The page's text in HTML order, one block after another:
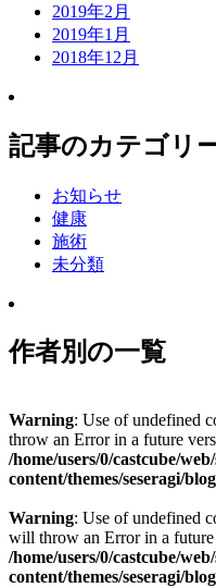
2019年2月
2019年1月
2018年12月
記事のカテゴリ
お知らせ
健康
施術
未分類
作者別の一覧
Warning: Use of undefined
throw an Error in a future
/home/users/0/castcube/
content/themes/seseragi/
Warning: Use of undefined
will throw an Error in a
/home/users/0/castcube/
content/themes/seseragi/